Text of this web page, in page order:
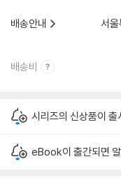
배송안내
서
배송비
시리즈의 신상품이
eBook이 출간되면